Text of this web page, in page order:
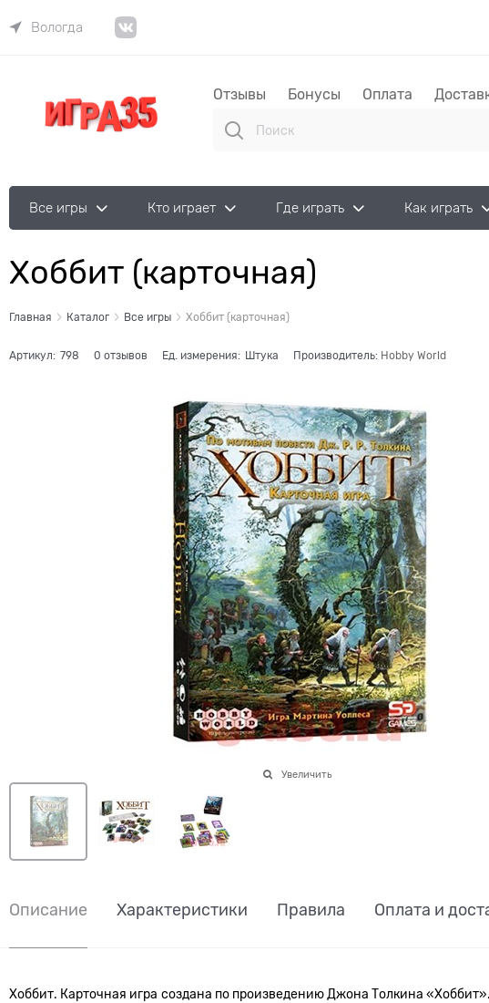
Вологда
Отзывы Бонусы Оплата
Все игры Кто играет Где играть Как играть
Хоббит (карточная)
Главная Каталог Все игры Хоббит (карточная)
Артикул: 798 0 отзывов Ед. измерения: Штука Производитель: Hobby World
Увеличить
Описание Характеристики Правила Оплата и
Хоббит. Карточная игра создана по произведению Джона Толкина